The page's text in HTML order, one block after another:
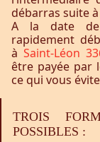
débarras suite
A la date de
rapidement
àSaint-Léon
être payée par
ce qui vous
TROIS
POSSIBLES :